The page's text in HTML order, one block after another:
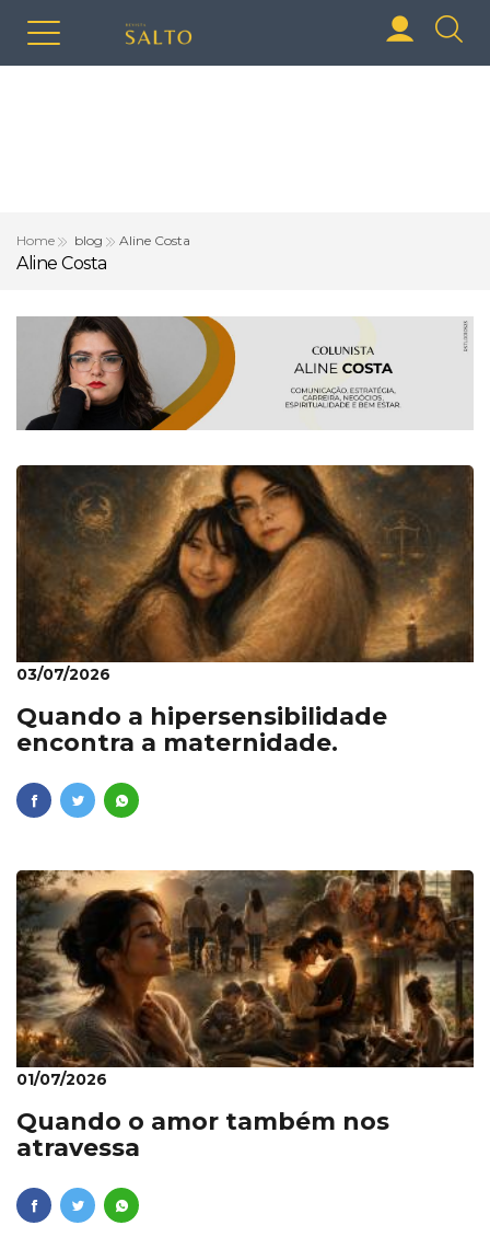
Home blog Aline Costa
Aline Costa
03/07/2026
Quando a hipersensibilidade
encontra a maternidade.
01/07/2026
Quando o amor também nos
atravessa